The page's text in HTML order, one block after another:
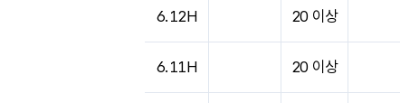
6.12H 20 이상
6.11H 20 이상